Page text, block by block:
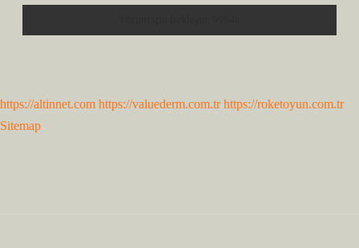
https://altinnet.com https://valuederm.com.tr https://roketoyun.com.tr
Sitemap